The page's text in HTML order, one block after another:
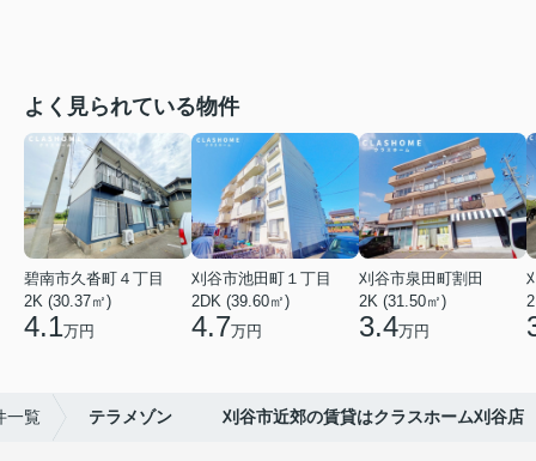
よく見られている物件
碧南市久沓町４丁目
2K (30.37㎡)
4.1万円
刈谷市池田町１丁目
2DK (39.60㎡)
4.7万円
刈谷市泉田町割田
2K (31.50㎡)
3.4万円
一覧 テラメゾン 刈谷市近郊の賃貸はクラスホーム刈谷店